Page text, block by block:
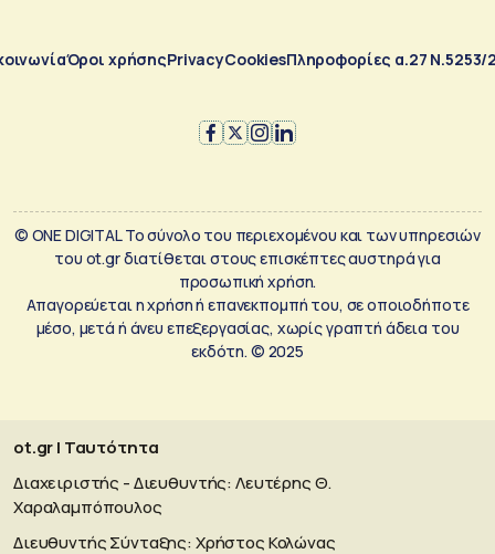
Όροι χρήσηςPrivacyCookiesΠληροφορίες α.27 Ν.5253/
© ONE DIGITAL Το σύνολο του περιεχομένου και των υπηρεσιών
του ot.gr διατίθεται στους επισκέπτες αυστηρά για
προσωπική χρήση.
Απαγορεύεται η χρήση ή επανεκπομπή του, σε οποιοδήποτε
μέσο, μετά ή άνευ επεξεργασίας, χωρίς γραπτή άδεια του
εκδότη. © 2025
ot.gr | Ταυτότητα
Διαχειριστής - Διευθυντής: Λευτέρης Θ.
Χαραλαμπόπουλος
Διευθυντής Σύνταξης: Χρήστος Κολώνας